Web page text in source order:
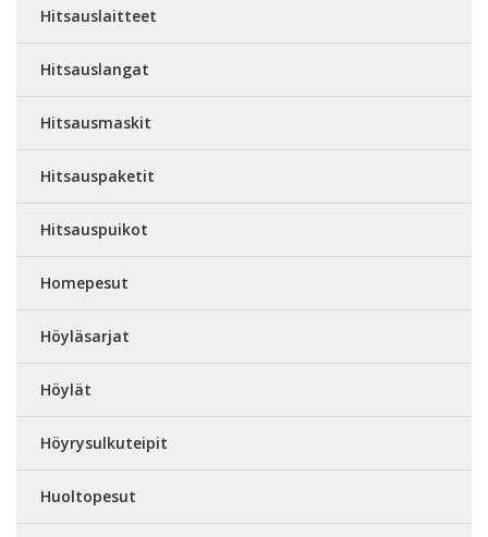
Hitsauslaitteet
Hitsauslangat
Hitsausmaskit
Hitsauspaketit
Hitsauspuikot
Homepesut
Höyläsarjat
Höylät
Höyrysulkuteipit
Huoltopesut